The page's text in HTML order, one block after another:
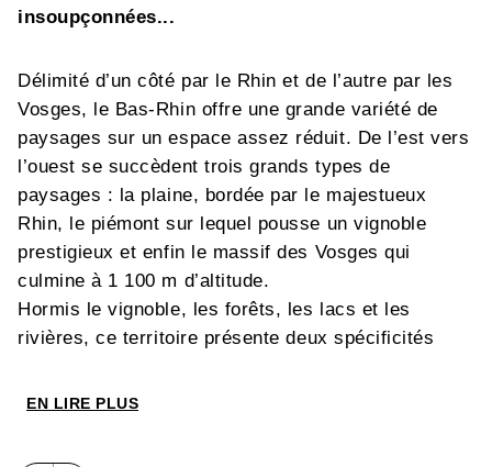
insoupçonnées...
Délimité d’un côté par le Rhin et de l’autre par les
Vosges, le Bas-Rhin offre une grande variété de
paysages sur un espace assez réduit. De l’est vers
l’ouest se succèdent trois grands types de
paysages : la plaine, bordée par le majestueux
Rhin, le piémont sur lequel pousse un vignoble
prestigieux et enfin le massif des Vosges qui
culmine à 1 100 m d’altitude.
Hormis le vignoble, les forêts, les lacs et les
rivières, ce territoire présente deux spécificités
paradis pour les randonneurs : les rochers et les
EN LIRE PLUS